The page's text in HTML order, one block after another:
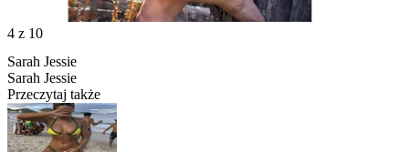
4 z 10
Sarah Jessie
Sarah Jessie
Przeczytaj także